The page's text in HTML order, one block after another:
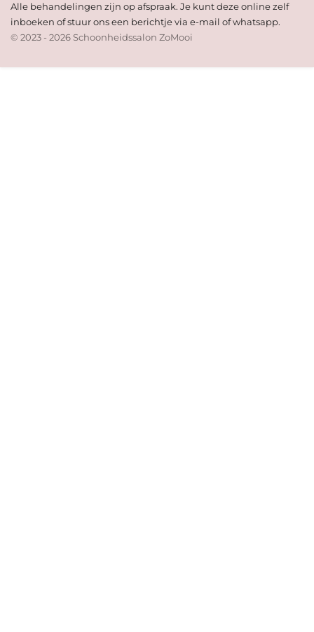
Alle behandelingen zijn op afspraak. Je kunt deze online zelf
inboeken of stuur ons een berichtje via e-mail of whatsapp.
© 2023 - 2026 Schoonheidssalon ZoMooi